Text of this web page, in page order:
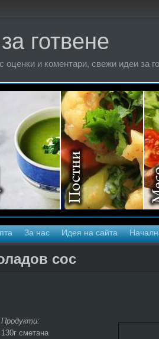
готвене
оценки и коментари, свежи идеи за
За нас Идея на сайта
сос
Продукти:
130г сметана